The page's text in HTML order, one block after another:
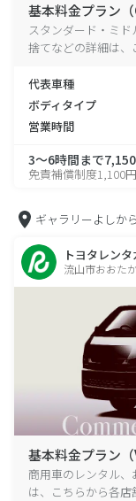
基本料金プラン（
スタンダード・ミ
捨てなどの詳細は、
代表車種
ボディタイプ
営業時間
3～6時間まで
免責補償制度1,100円
ギャラリーよしから
トヨタレン
流山市おおた
基本料金プラン（
商用車のレンタル
は、こちらから各店